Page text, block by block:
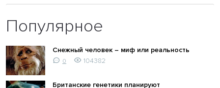
Популярное
Снежный человек – миф или реальность
0 104382
Британские генетики планируют